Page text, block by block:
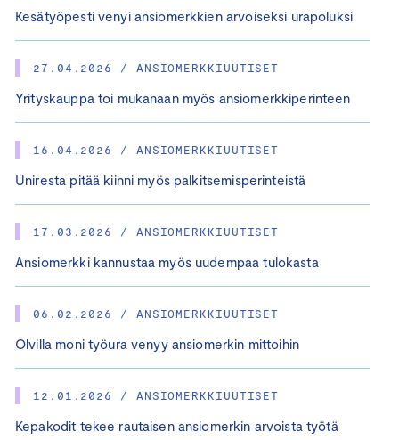
Kesätyöpesti venyi ansiomerkkien arvoiseksi urapoluksi
27.04.2026 / ANSIOMERKKIUUTISET
Yrityskauppa toi mukanaan myös ansiomerkkiperinteen
16.04.2026 / ANSIOMERKKIUUTISET
Uniresta pitää kiinni myös palkitsemisperinteistä
17.03.2026 / ANSIOMERKKIUUTISET
Ansiomerkki kannustaa myös uudempaa tulokasta
06.02.2026 / ANSIOMERKKIUUTISET
Olvilla moni työura venyy ansiomerkin mittoihin
12.01.2026 / ANSIOMERKKIUUTISET
Kepakodit tekee rautaisen ansiomerkin arvoista työtä